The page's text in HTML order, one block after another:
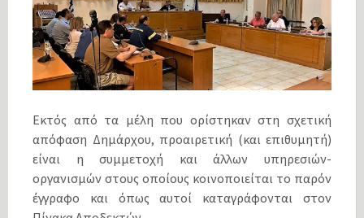
Εκτός από τα μέλη που ορίστηκαν στη σχετική
απόφαση Δημάρχου, προαιρετική (και επιθυμητή)
είναι η συμμετοχή και άλλων υπηρεσιών-
οργανισμών στους οποίους κοινοποιείται το παρόν
έγγραφο και όπως αυτοί καταγράφονται στον